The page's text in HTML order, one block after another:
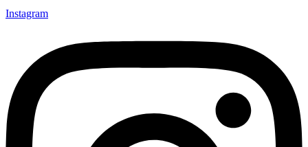
Instagram